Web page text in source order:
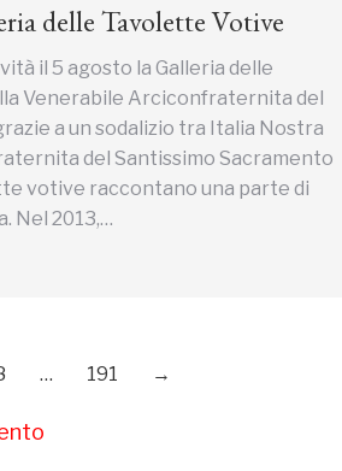
delle Tavolette Votive
il 5 agosto la Galleria delle
Venerabile Arciconfraternita del
a un sodalizio tra Italia Nostra
del Santissimo Sacramento
votive raccontano una parte di
Nel 2013,…
… 191 →